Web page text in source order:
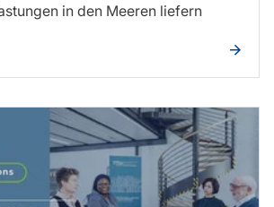
in den Meeren liefern